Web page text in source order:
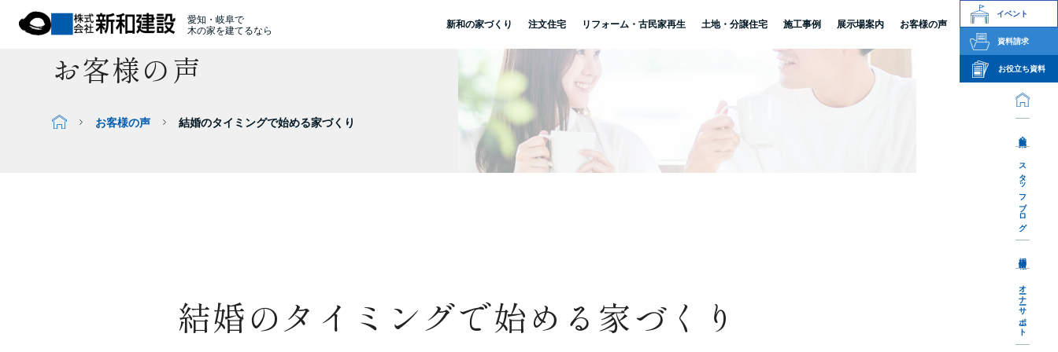
愛知・岐阜で
木の家を建てるなら
新和の家づくり 注文住宅 リフォーム・古民家再生 土地・分譲住宅 施工事例 展示場案内 お客様の声
イベント
資料請求
お役立ち資料
スタッフブログ
オーナーサポート
お客様の声
お客様の声 結婚のタイミングで始める家づくり
結婚のタイミングで始める家づくり